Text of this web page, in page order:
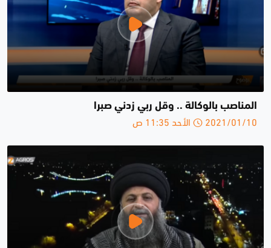
المناصب بالوكالة .. وقل ربي زدني صبرا
2021/01/10 الأحد 11:35 ص